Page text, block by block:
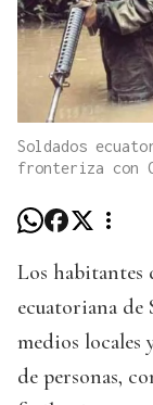
Soldados
fronteriza con
Los habitantes
ecuatoriana de
medios locales
de personas,